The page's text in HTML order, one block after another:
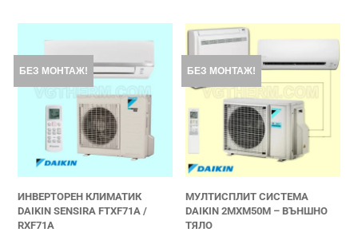
БЕЗ МОНТАЖ!
ИНВЕРТОРЕН КЛИМАТИК
DAIKIN SENSIRA FTXF71A /
RXF71A
БЕЗ МОНТАЖ!
МУЛТИСПЛИТ СИСТЕМА
DAIKIN 2MXM50M – ВЪНШНО
ТЯЛО